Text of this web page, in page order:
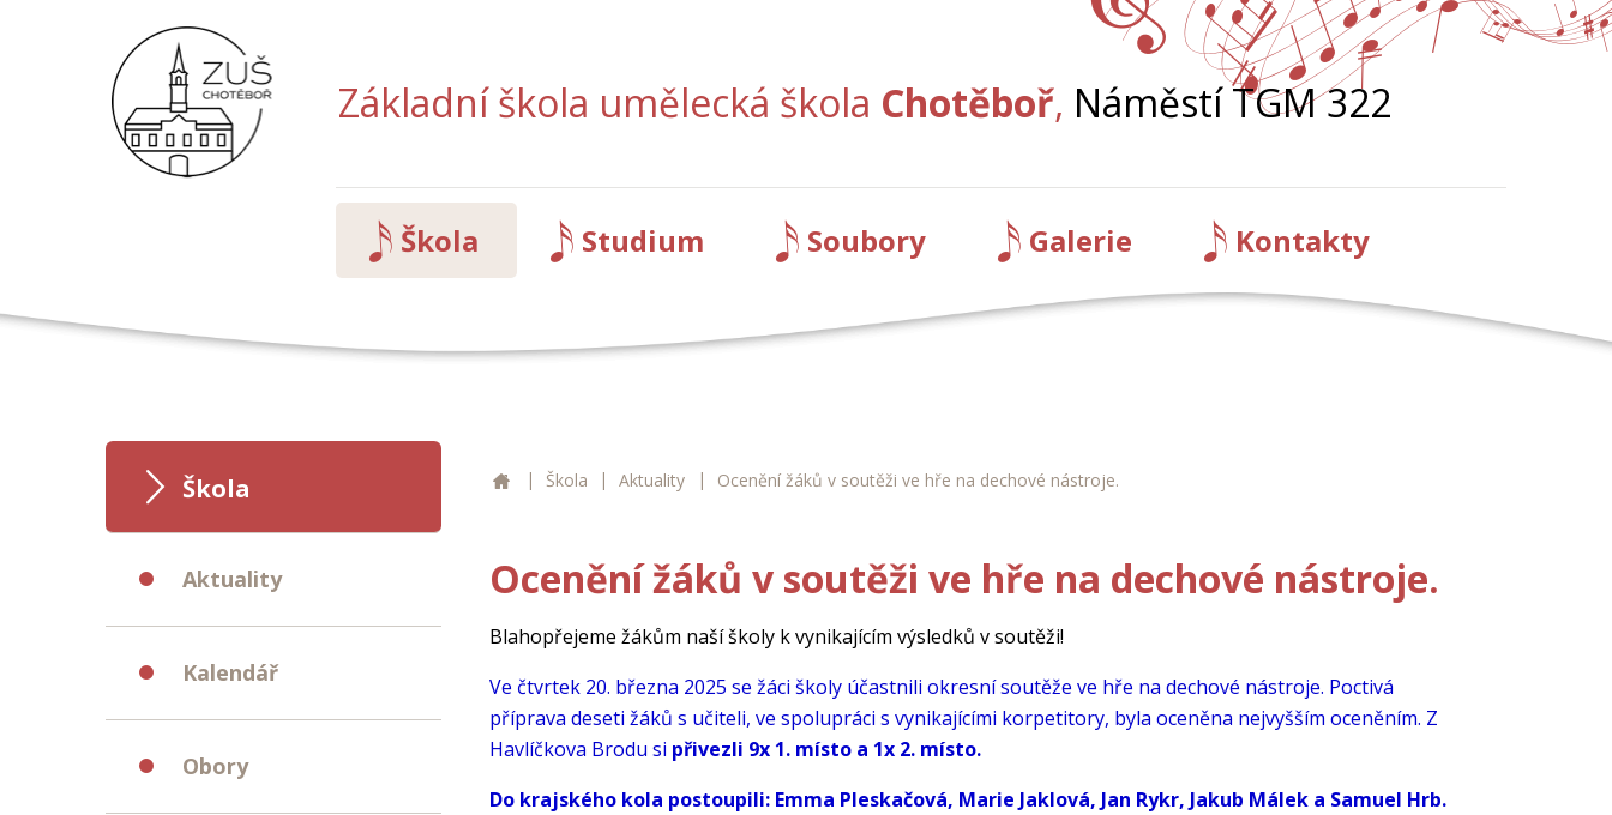
Základní škola umělecká škola Chotěboř, Náměstí TGM 322
Škola Studium Soubory Galerie Kontakty
ZUŠ Chotěboř
| Škola | Aktuality | Ocenění žáků v soutěži ve hře na dechové nástroje.
Ocenění žáků v soutěži ve hře na dechové nástroje.
Blahopřejeme žákům naší školy k vynikajícím výsledků v soutěži!
Ve čtvrtek 20. března 2025 se žáci školy účastnili okresní soutěže ve hře na dechové nástroje. Poctivá
příprava deseti žáků s učiteli, ve spolupráci s vynikajícími korpetitory, byla oceněna nejvyšším oceněním. Z
Havlíčkova Brodu si přivezli 9x 1. místo a 1x 2. místo.
Do krajského kola postoupili: Emma Pleskačová, Marie Jaklová, Jan Rykr, Jakub Málek a Samuel Hrb.
Škola
Aktuality
Kalendář
Obory